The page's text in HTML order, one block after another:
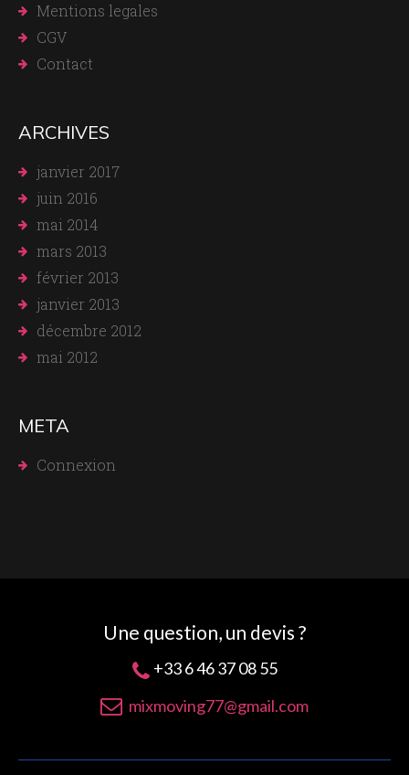
Mentions legales
CGV
Contact
ARCHIVES
janvier 2017
juin 2016
mai 2014
mars 2013
février 2013
janvier 2013
décembre 2012
mai 2012
META
Connexion
Une question, un devis ?
+33 6 46 37 08 55
mixmoving77@gmail.com